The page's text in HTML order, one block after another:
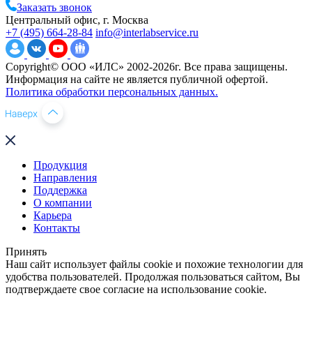
Заказать звонок
Центральный офис, г. Москва
+7 (495) 664-28-84 info@interlabservice.ru
Copyright© ООО «ИЛС» 2002-2026г. Все права защищены.
Информация на сайте не является публичной офертой.
Политика обработки персональных данных.
Продукция
Направления
Поддержка
О компании
Карьера
Контакты
Принять
Наш сайт использует файлы cookie и похожие технологии для
удобства пользователей. Продолжая пользоваться сайтом, Вы
подтверждаете свое согласие на использование cookie.